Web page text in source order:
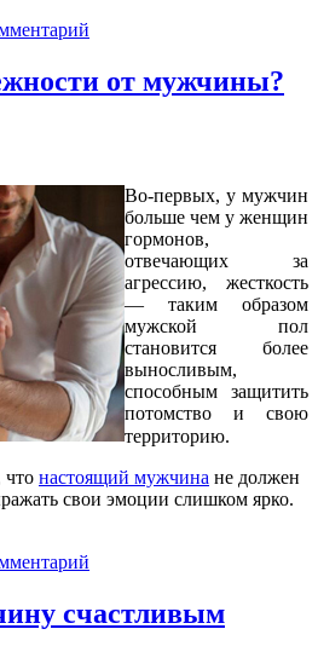
от мужчины?
Во-первых, у мужчин
больше чем у женщин
гормонов,
отвечающих за
агрессию, жесткость
— таким образом
мужской пол
становится более
выносливым,
способным защитить
потомство и свою
территорию.⠀
что настоящий мужчина не должен
свои эмоции слишком ярко.
счастливым